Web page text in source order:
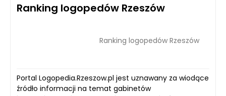
Ranking logopedów Rzeszów
Ranking logopedów Rzeszów
Portal Logopedia.Rzeszow.pl jest uznawany za wiodące
źródło informacji na temat gabinetów